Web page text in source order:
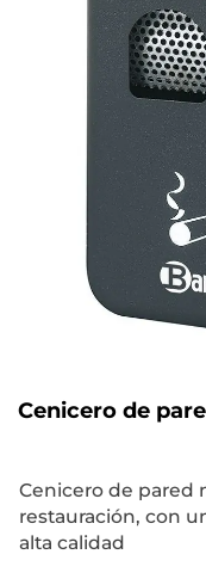
Cenicero de
Cenicero de pared
restauración, con
alta calidad